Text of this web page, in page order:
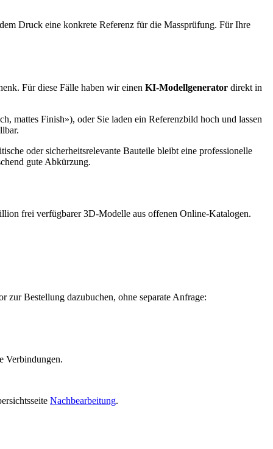
Druck eine konkrete Referenz für die Massprüfung. Für Ihre
Für diese Fälle haben wir einen KI-Modellgenerator direkt in
mattes Finish»), oder Sie laden ein Referenzbild hoch und lassen
oder sicherheitsrelevante Bauteile bleibt eine professionelle
gute Abkürzung.
frei verfügbarer 3D-Modelle aus offenen Online-Katalogen.
Bestellung dazubuchen, ohne separate Anfrage:
Verbindungen.
Nachbearbeitung.